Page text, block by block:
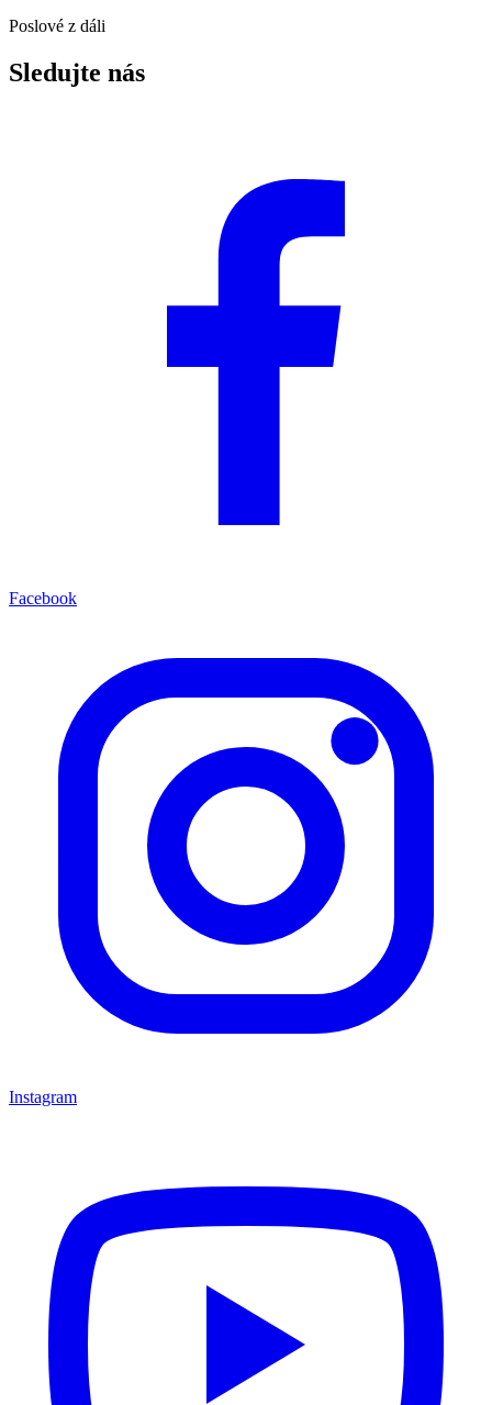
Poslové z dáli
Sledujte nás
Facebook
Instagram